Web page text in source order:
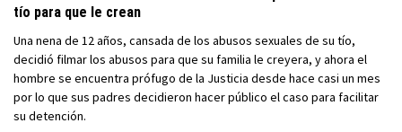
tío para que le crean
Una nena de 12 años, cansada de los abusos sexuales de su tío,
decidió filmar los abusos para que su familia le creyera, y ahora el
hombre se encuentra prófugo de la Justicia desde hace casi un mes
por lo que sus padres decidieron hacer público el caso para facilitar
su detención.